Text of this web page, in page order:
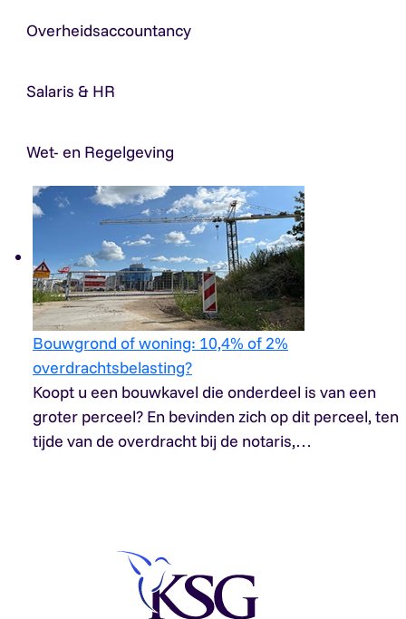
Overheidsaccountancy
Salaris & HR
Wet- en Regelgeving
Bouwgrond of woning: 10,4% of 2%
overdrachtsbelasting?
Koopt u een bouwkavel die onderdeel is van een
groter perceel? En bevinden zich op dit perceel, ten
tijde van de overdracht bij de notaris,…